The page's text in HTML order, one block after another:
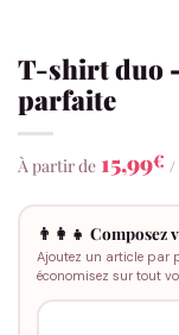
T-shirt duo
parfaite
À partir de 15,99€ /
👨‍👩‍👧 Composez
Ajoutez un article par
économisez sur tout